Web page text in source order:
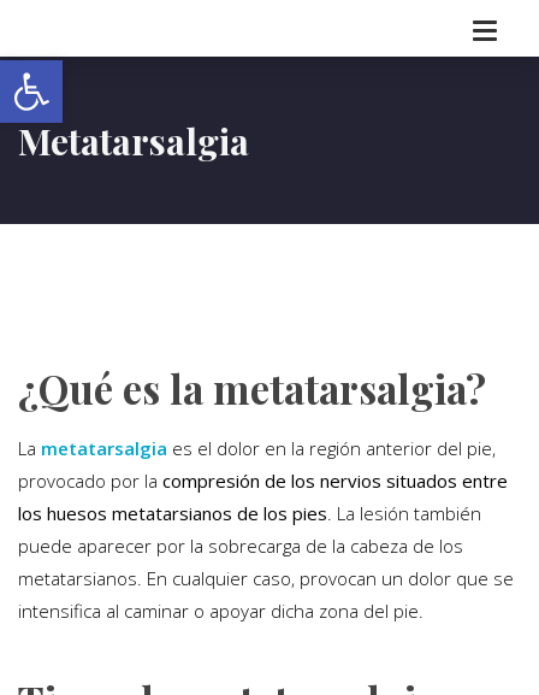
Abrir barra de herramientas
Metatarsalgia
¿Qué es la metatarsalgia?
La metatarsalgia es el dolor en la región anterior del pie,
provocado por la compresión de los nervios situados entre
los huesos metatarsianos de los pies. La lesión también
puede aparecer por la sobrecarga de la cabeza de los
metatarsianos. En cualquier caso, provocan un dolor que se
intensifica al caminar o apoyar dicha zona del pie.